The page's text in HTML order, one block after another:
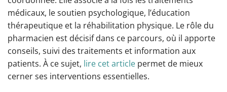
médicaux, le soutien psychologique, l’éducation
thérapeutique et la réhabilitation physique. Le rôle du
pharmacien est décisif dans ce parcours, où il apporte
conseils, suivi des traitements et information aux
patients. À ce sujet, lire cet article permet de mieux
cerner ses interventions essentielles.